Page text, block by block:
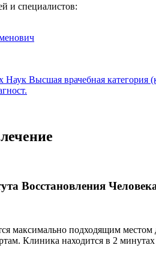
и специалистов:
Высшая врачебная
Восстановления
максимально подходящим
Клиника находится в 2